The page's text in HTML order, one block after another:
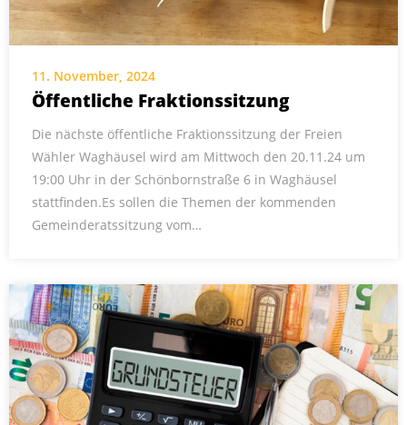
11. November, 2024
Öffentliche Fraktionssitzung
Die nächste öffentliche Fraktionssitzung der Freien
Wähler Waghäusel wird am Mittwoch den 20.11.24 um
19:00 Uhr in der Schönbornstraße 6 in Waghäusel
stattfinden.Es sollen die Themen der kommenden
Gemeinderatssitzung vom…